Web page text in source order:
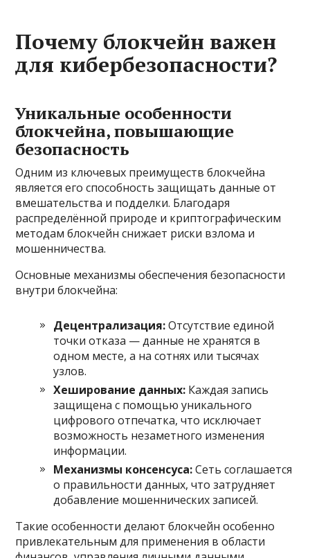
Почему блокчейн важен
для кибербезопасности?
Уникальные особенности
блокчейна, повышающие
безопасность
Одним из ключевых преимуществ блокчейна
является его способность защищать данные от
вмешательства и подделки. Благодаря
распределённой природе и криптографическим
методам блокчейн снижает риски взлома и
мошенничества.
Основные механизмы обеспечения безопасности
внутри блокчейна:
Децентрализация:Отсутствие единой
точки отказа — данные не хранятся в
одном месте, а на сотнях или тысячах
узлов.
Хеширование данных: Каждая запись
защищена с помощью уникального
цифрового отпечатка, что исключает
возможность незаметного изменения
информации.
Механизмы консенсуса:Сеть соглашается
о правильности данных, что затрудняет
добавление мошеннических записей.
Такие особенности делают блокчейн особенно
привлекательным для применения в области